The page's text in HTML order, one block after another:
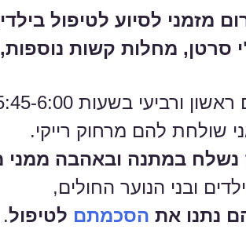
לסיוע לטיפול בילדים ובני
סרטן, מחלות קשות
בשעות 5:45-6:00 בבוקר
שולחת להם מרחוק רייקי.
נשלח במתנה ובאהבה ממני
ובני הנוער החולים,
נתנו את הסכמתם לטיפול.